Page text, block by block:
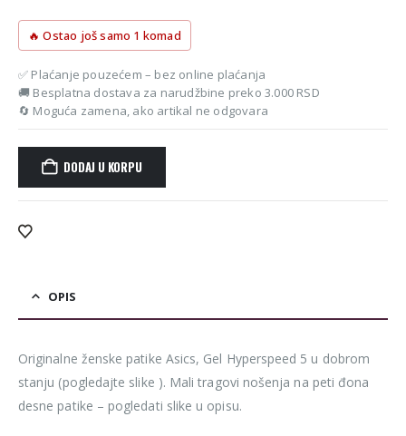
🔥 Ostao još samo 1 komad
✅ Plaćanje pouzećem – bez online plaćanja
🚚 Besplatna dostava za narudžbine preko 3.000 RSD
🔄 Moguća zamena, ako artikal ne odgovara
DODAJ U KORPU
Alternative:
OPIS
Originalne ženske patike Asics, Gel Hyperspeed 5 u dobrom
stanju (pogledajte slike ). Mali tragovi nošenja na peti đona
desne patike – pogledati slike u opisu.